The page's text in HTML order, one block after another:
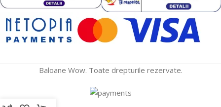
Baloane Wow. Toate drepturile rezervate.